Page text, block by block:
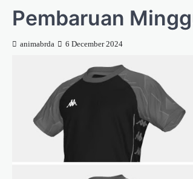
Pembaruan
animabrda 6 December 2024